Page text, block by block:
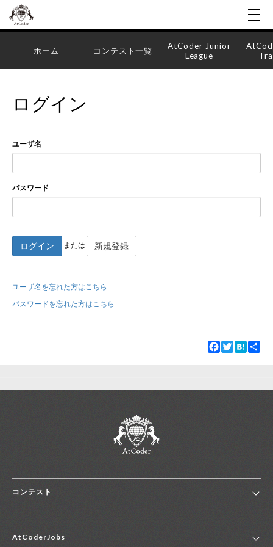
新規登録
ホーム コンテスト一覧
AtCoder Junior
League
ログイン
ユーザ名
パスワード
ログイン または 新規登録
ユーザ名を忘れた方はこちら
パスワードを忘れた方はこちら
Facebook
TwitterHatena
コンテスト
コンテスト一覧
AtCoderJobs